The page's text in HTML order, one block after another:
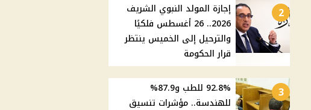
2
إجازة المولد النبوي الشريف
2026.. 26 أغسطس فلكيًا
والترحيل إلى الخميس ينتظر
قرار الحكومة
3
92.8% للطب و87.9%
للهندسة.. مؤشرات تنسيق